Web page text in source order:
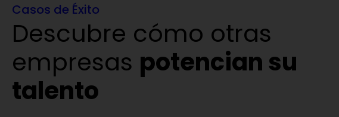
Casos de Éxito
Descubre cómo otras
empresas potencian su
talento